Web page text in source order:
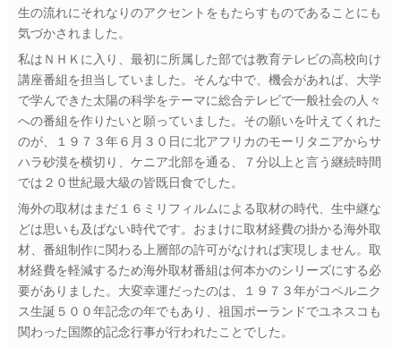
生の流れにそれなりのアクセントをもたらすものであることにも
気づかされました。
私はＮＨＫに入り、最初に所属した部では教育テレビの高校向け
講座番組を担当していました。そんな中で、機会があれば、大学
で学んできた太陽の科学をテーマに総合テレビで一般社会の人々
への番組を作りたいと願っていました。その願いを叶えてくれた
のが、１９７３年６月３０日に北アフリカのモーリタニアからサ
ハラ砂漠を横切り、ケニア北部を通る、７分以上と言う継続時間
では２０世紀最大級の皆既日食でした。
海外の取材はまだ１６ミリフィルムによる取材の時代、生中継な
どは思いも及ばない時代です。おまけに取材経費の掛かる海外取
材、番組制作に関わる上層部の許可がなければ実現しません。取
材経費を軽減するため海外取材番組は何本かのシリーズにする必
要がありました。大変幸運だったのは、１９７３年がコペルニク
ス生誕５００年記念の年でもあり、祖国ポーランドでユネスコも
関わった国際的記念行事が行われたことでした。